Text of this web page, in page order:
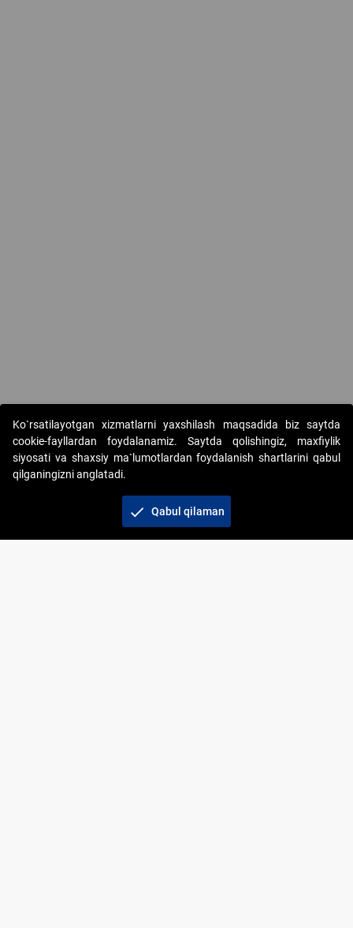
Copyright © 2017-2026. "Elektron onlayn-auksionlarni
tashkil etish" AJ. Barcha huquqlar himoyalangan
Ko`rsatilayotgan xizmatlarni yaxshilash maqsadida biz saytda
cookie-fayllardan foydalanamiz. Saytda qolishingiz, maxfiylik
siyosati va shaxsiy ma`lumotlardan foydalanish shartlarini qabul
qilganingizni anglatadi.
check Qabul qilaman